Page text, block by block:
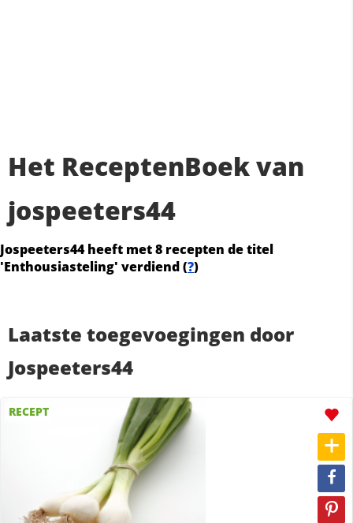
Het ReceptenBoek van
jospeeters44
Jospeeters44 heeft met 8 recepten de titel
'Enthousiasteling' verdiend (?)
Laatste toegevoegingen door
Jospeeters44
RECEPT